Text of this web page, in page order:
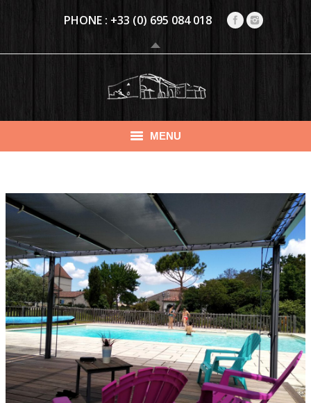
PHONE : +33 (0) 695 084 018
MENU
VAKANTIEHUIZEN
CHAMBRE D’HÔTES CLIMATISÉE (4 PERS.)
ACTIVITEITEN
EVENEMENTEN
ROUTE
PRIJZEN
CONTACT & RÉSERVATIONS